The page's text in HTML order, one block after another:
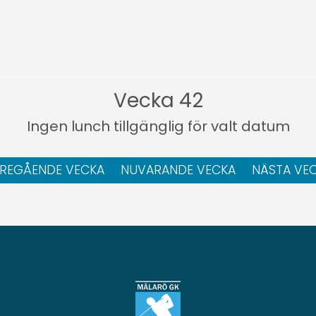
Vecka 42
Ingen lunch tillgänglig för valt datum
VECKA NUVARANDE VECKA NÄSTA